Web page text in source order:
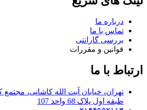
درباره ما
تماس با ما
بررسی گارانتی
قوانین و مقررات
ارتباط با ما
تهران، خیابان آیت الله کاشانی، مجتمع
طبقه اول پلاک 68 واحد 107